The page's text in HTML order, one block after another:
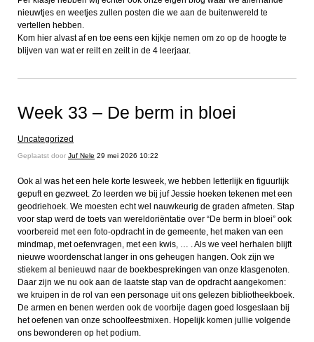
nieuwtjes en weetjes zullen posten die we aan de buitenwereld te
vertellen hebben.
Kom hier alvast af en toe eens een kijkje nemen om zo op de hoogte te
blijven van wat er reilt en zeilt in de 4 leerjaar.
Week 33 – De berm in bloei
Uncategorized
Geplaatst door Juf Nele 29 mei 2026 10:22
Ook al was het een hele korte lesweek, we hebben letterlijk en figuurlijk
gepuft en gezweet. Zo leerden we bij juf Jessie hoeken tekenen met een
geodriehoek. We moesten echt wel nauwkeurig de graden afmeten. Stap
voor stap werd de toets van wereldoriëntatie over “De berm in bloei” ook
voorbereid met een foto-opdracht in de gemeente, het maken van een
mindmap, met oefenvragen, met een kwis, … . Als we veel herhalen blijft
nieuwe woordenschat langer in ons geheugen hangen. Ook zijn we
stiekem al benieuwd naar de boekbesprekingen van onze klasgenoten.
Daar zijn we nu ook aan de laatste stap van de opdracht aangekomen:
we kruipen in de rol van een personage uit ons gelezen bibliotheekboek.
De armen en benen werden ook de voorbije dagen goed losgeslaan bij
het oefenen van onze schoolfeestmixen. Hopelijk komen jullie volgende
ons bewonderen op het podium.